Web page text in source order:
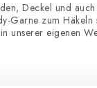
Deckel und
Garne zum Häkeln
unserer eigenen